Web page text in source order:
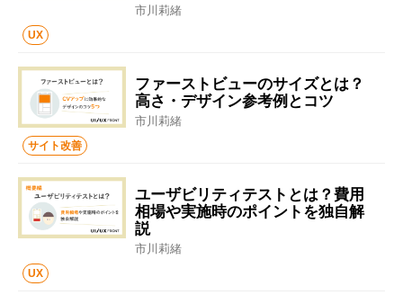
市川莉緒
UX
ファーストビューのサイズとは？
高さ・デザイン参考例とコツ
市川莉緒
サイト改善
ユーザビリティテストとは？費用
相場や実施時のポイントを独自解
説
市川莉緒
UX